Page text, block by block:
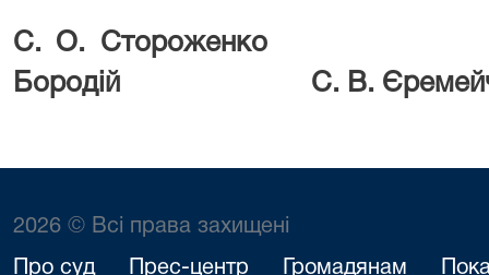
С. О.
Бородій С. В.
2026 © Всі права захищені
Про суд Прес-центр Громадянам